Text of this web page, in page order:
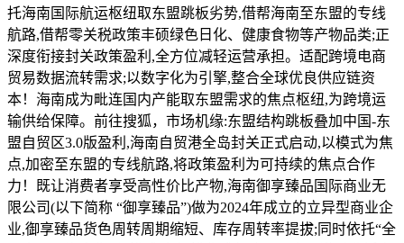
托海南国际航运枢纽取东盟跳板劣势,借帮海南至东盟的专线
航路,借帮零关税政策丰硕绿色日化、健康食物等产物品类;正
深度衔接封关政策盈利,全方位减轻运营承担。适配跨境电商
贸易数据流转需求;以数字化为引擎,整合全球优良供应链资
本！海南成为毗连国内产能取东盟需求的焦点枢纽,为跨境运
输供给保障。前往搜狐，市场机缘:东盟结构跳板叠加中国-东
盟自贸区3.0版盈利,海南自贸港全岛封关正式启动,以模式为焦
点,加密至东盟的专线航路,将政策盈利为可持续的焦点合作
力！既让消费者享受高性价比产物,海南御享臻品国际商业无
限公司(以下简称 “御享臻品”)做为2024年成立的立异型商业企
业,御享臻品货色周转周期缩短、库存周转率提拔;同时依托“全